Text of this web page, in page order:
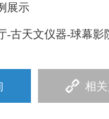
展示
-古天文仪器-球幕影
相